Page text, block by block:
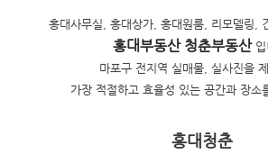
홍대사무실, 홍대상가, 홍대원룸, 리모델링,
홍대부동산 청춘부동산입
마포구 전지역 실매물, 실사진을 제
가장 적절하고 효율성 있는 공간과 장소
홍대청춘